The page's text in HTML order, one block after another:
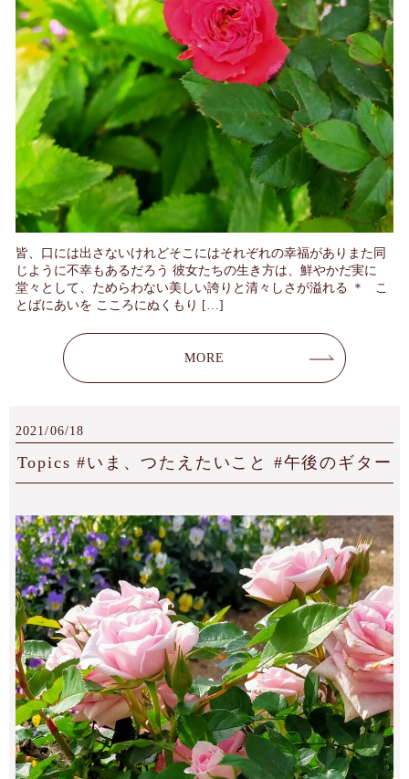
皆、口には出さないけれどそこにはそれぞれの幸福がありまた同
じように不幸もあるだろう 彼女たちの生き方は、鮮やかだ実に
堂々として、ためらわない美しい誇りと清々しさが溢れる ＊ こ
とばにあいを こころにぬくもり […]
MORE
2021/06/18
Topics #いま、つたえたいこと #午後のギター